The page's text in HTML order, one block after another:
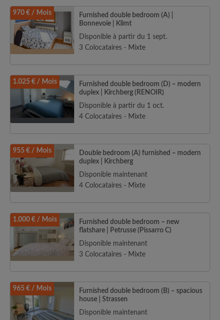
970 € / Mois
Furnished double bedroom (A) |
Bonnevoie | Klimt
Disponible à partir du 1 sept.
3 Colocataires - Mixte
1.025 € / Mois
Furnished double bedroom (D) – modern
duplex | Kirchberg (RENOIR)
Disponible à partir du 1 oct.
4 Colocataires - Mixte
955 € / Mois
Double bedroom (A) furnished – modern
duplex | Kirchberg
Disponible maintenant
4 Colocataires - Mixte
1.000 € / Mois
Furnished double bedroom – new
flatshare | Petrusse (Pissarro C)
Disponible maintenant
3 Colocataires - Mixte
965 € / Mois
Furnished double bedroom (B) – spacious
house | Strassen
Disponible maintenant